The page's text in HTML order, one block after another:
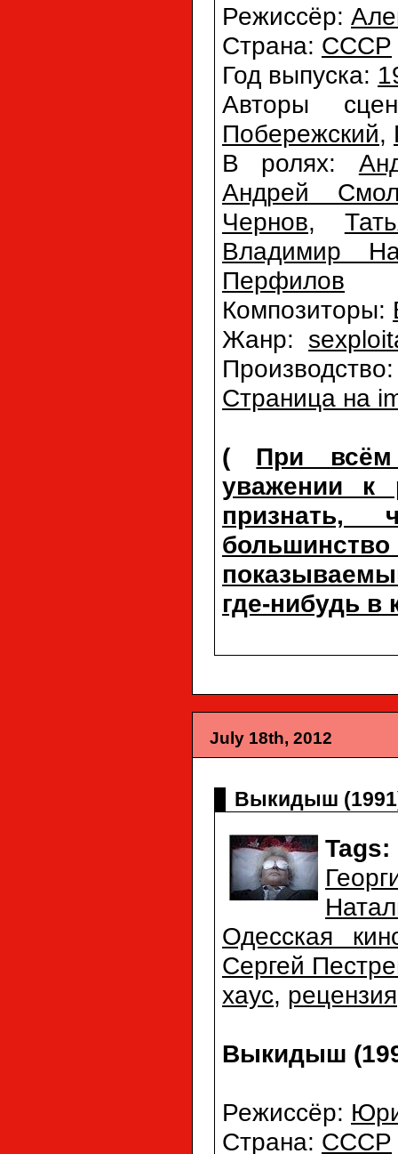
Режиссёр:
Страна: СССР
Год выпуска:
Авторы
Побережский,
В ролях:
Андрей
Чернов,
Владимир
Перфилов
Композиторы:
Жанр:
Страница на
( При
уважении к
признать,
где-нибудь в
July 18th, 2012
Выкидыш
Tags:
Одесская
Сергей
хаус, рецензия
Выкидыш
Режиссёр:
Страна: СССР